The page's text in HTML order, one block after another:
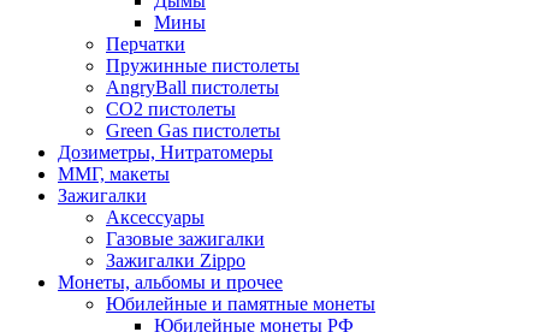
Мины
Перчатки
Пружинные пистолеты
AngryBall пистолеты
CO2 пистолеты
Green Gas пистолеты
Дозиметры, Нитратомеры
ММГ, макеты
Зажигалки
Аксессуары
Газовые зажигалки
Зажигалки Zippo
Монеты, альбомы и прочее
Юбилейные и памятные монеты
Юбилейные монеты РФ